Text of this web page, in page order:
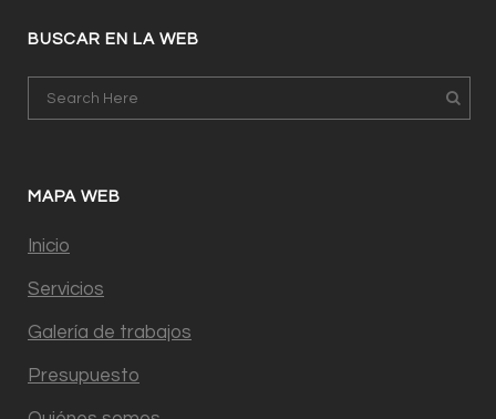
BUSCAR EN LA WEB
MAPA WEB
Inicio
Servicios
Galería de trabajos
Presupuesto